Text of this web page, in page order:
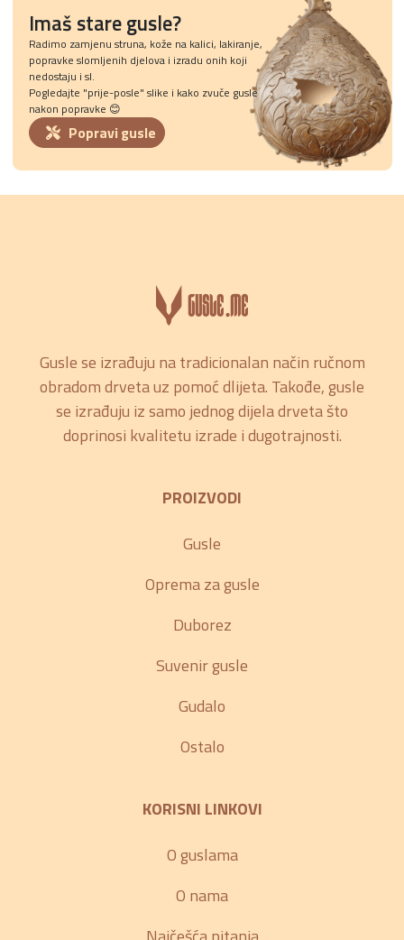
Imaš stare gusle?
Radimo zamjenu struna, kože na kalici, lakiranje,
popravke slomljenih djelova i izradu onih koji
nedostaju i sl.
Pogledajte "prije-posle" slike i kako zvuče gusle
nakon popravke 😊
Popravi gusle
Gusle se izrađuju na tradicionalan način ručnom
obradom drveta uz pomoć dlijeta. Takođe, gusle
se izrađuju iz samo jednog dijela drveta što
doprinosi kvalitetu izrade i dugotrajnosti.
PROIZVODI
Gusle
Oprema za gusle
Duborez
Suvenir gusle
Gudalo
Ostalo
KORISNI LINKOVI
O guslama
O nama